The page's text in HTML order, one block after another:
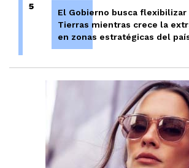
5
El Gobierno busca flexibilizar
Tierras mientras crece la
en zonas estratégicas del